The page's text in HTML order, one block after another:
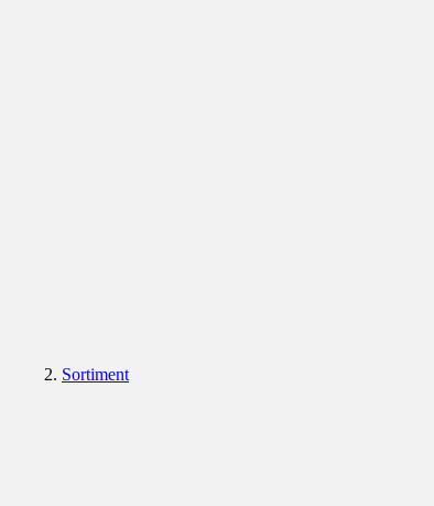
Sortiment